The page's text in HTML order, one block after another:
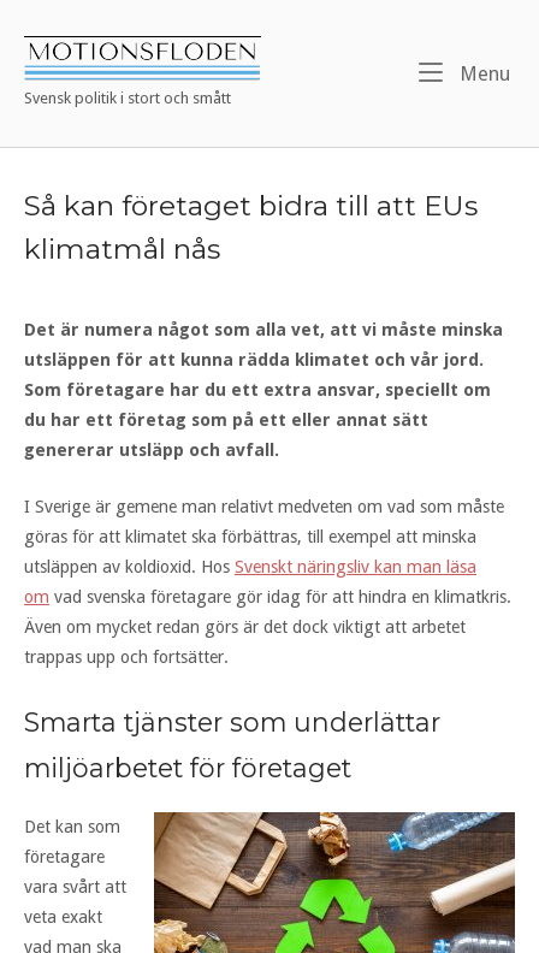
content
Home
Svensk politik i stort och smått
Menu
Så kan företaget bidra till att EUs
klimatmål nås
Det är numera något som alla vet, att vi måste minska
utsläppen för att kunna rädda klimatet och vår jord.
Som företagare har du ett extra ansvar, speciellt om
du har ett företag som på ett eller annat sätt
genererar utsläpp och avfall.
I Sverige är gemene man relativt medveten om vad som måste
göras för att klimatet ska förbättras, till exempel att minska
utsläppen av koldioxid. Hos Svenskt näringsliv kan man läsa
om vad svenska företagare gör idag för att hindra en klimatkris.
Även om mycket redan görs är det dock viktigt att arbetet
trappas upp och fortsätter.
Smarta tjänster som underlättar
miljöarbetet för företaget
Det kan som
företagare
vara svårt att
veta exakt
vad man ska